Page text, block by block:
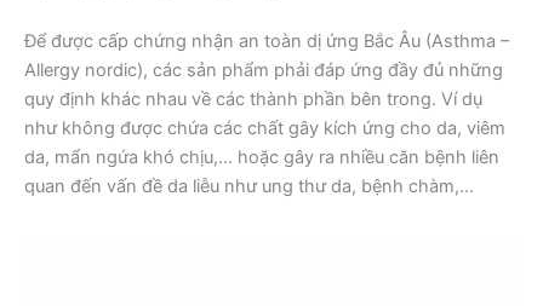
Để được cấp chứng nhận an toàn dị ứng Bắc Âu (Asthma –
Allergy nordic), các sản phẩm phải đáp ứng đầy đủ những
quy định khác nhau về các thành phần bên trong. Ví dụ
như không được chứa các chất gây kích ứng cho da, viêm
da, mẩn ngứa khó chịu,… hoặc gây ra nhiều căn bệnh liên
quan đến vấn đề da liễu như ung thư da, bệnh chàm,…